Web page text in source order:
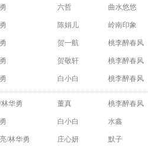
六哲 曲水悠悠
陈娟儿 岭南印象
贺一航 桃李醉春风
贺敬轩 桃李醉春风
白小白 桃李醉春风
华勇 董真 桃李醉春风
白小白 水鑫
/林华勇 庄心妍 默子